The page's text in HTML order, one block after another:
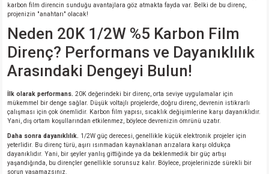
karbon film direncin sunduğu avantajlara göz atmakta fayda var. Belki de bu direnç,
projenizin "anahtarı" olacak!
Neden 20K 1/2W %5 Karbon Film
Direnç? Performans ve Dayanıklılık
Arasındaki Dengeyi Bulun!
İlk olarak performans. 20K değerindeki bir direnç, orta seviye uygulamalar için
mükemmel bir denge sağlar. Düşük voltajlı projelerde, doğru direnç, devrenin istikrarlı
çalışması için çok önemlidir. Karbon film yapısı, sıcaklık değişimlerine karşı dayanıklıdır.
Yani, dış ortam koşullarından etkilenmez, böylece devrenizin ömrünü uzatır.
Daha sonra dayanıklılık. 1/2W güç derecesi, genellikle küçük elektronik projeler için
yeterlidir. Bu direnç türü, aşırı ısınmadan kaynaklanan arızalara karşı oldukça
dayanıklıdır. Yani, bir şeyler yanlış gittiğinde ya da beklenmedik bir güç artışı
yaşandığında, bu dirençler genellikle sorunsuz kalır. Böylece, projelerinizde sürekli bir
sorun yaşamazsınız.